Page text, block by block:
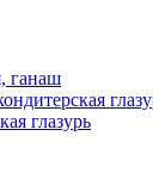
ганаш
глазурь